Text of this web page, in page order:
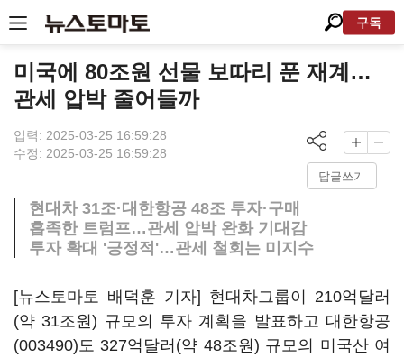
구독
미국에 80조원 선물 보따리 푼 재계…
관세 압박 줄어들까
입력: 2025-03-25 16:59:28
수정: 2025-03-25 16:59:28
답글쓰기
현대차 31조·대한항공 48조 투자·구매
흡족한 트럼프…관세 압박 완화 기대감
투자 확대 '긍정적'…관세 철회는 미지수
[뉴스토마토 배덕훈 기자] 현대차그룹이 210억달러
(약 31조원) 규모의 투자 계획을 발표하고 대한항공
(003490)도 327억달러 (약 48조원) 규모의 미국산 여